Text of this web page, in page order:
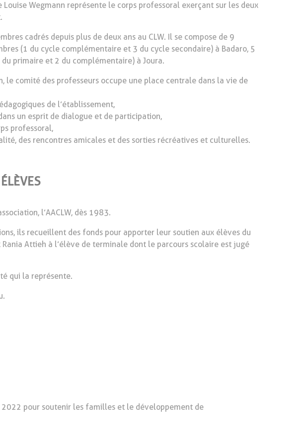
Louise Wegmann représente le corps professoral exerçant sur les deux
cadrés depuis plus de deux ans au CLW. Il se compose de 9
(1 du cycle complémentaire et 3 du cycle secondaire) à Badaro, 5
primaire et 2 du complémentaire) à Joura.
comité des professeurs occupe une place centrale dans la vie de
de l’établissement,
un esprit de dialogue et de participation,
professoral,
des rencontres amicales et des sorties récréatives et culturelles.
l’AACLW, dès 1983.
ils recueillent des fonds pour apporter leur soutien aux élèves du
Attieh à l’élève de terminale dont le parcours scolaire est jugé
qui la représente.
2022 pour soutenir les familles et le développement de